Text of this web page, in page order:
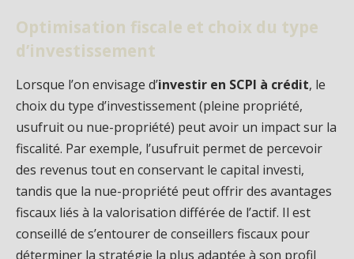
Optimisation fiscale et choix du type
d’investissement
Lorsque l’on envisage d’investir en SCPI à crédit, le
choix du type d’investissement (pleine propriété,
usufruit ou nue-propriété) peut avoir un impact sur la
fiscalité. Par exemple, l’usufruit permet de percevoir
des revenus tout en conservant le capital investi,
tandis que la nue-propriété peut offrir des avantages
fiscaux liés à la valorisation différée de l’actif. Il est
conseillé de s’entourer de conseillers fiscaux pour
déterminer la stratégie la plus adaptée à son profil